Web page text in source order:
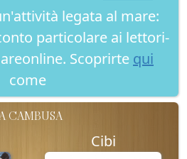
legata al mare:
particolare ai lettori-
Scoprirte qui
come
CAMBUSA
Cibi